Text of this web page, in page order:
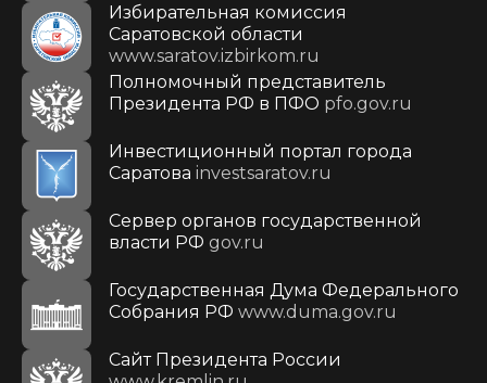
Избирательная комиссия
Саратовской области
www.saratov.izbirkom.ru
Полномочный представитель
Президента РФ в ПФО pfo.gov.ru
Инвестиционный портал города
Саратова investsaratov.ru
Сервер органов государственной
власти РФ gov.ru
Государственная Дума Федерального
Собрания РФ www.duma.gov.ru
Cайт Президента России